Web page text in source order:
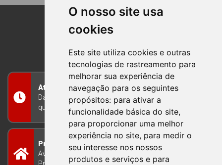
O nosso site usa
cookies
Este site utiliza cookies e outras
tecnologias de rastreamento para
melhorar sua experiência de
navegação para os seguintes
propósitos: para ativar a
funcionalidade básica do site,
para proporcionar uma melhor
experiência no site, para medir o
seu interesse nos nossos
produtos e serviços e para
BOM PRINCIPIO
RIO GRANDE DO SUL
Atendimento
Das 8h às 12h e das 13h às 17h30, de segunda a
quinta-feira, e nas sextas-feiras das 7h às 13h
Prefeitura Municipal
Avenida Guilherme Winter 65 - Centro Bom